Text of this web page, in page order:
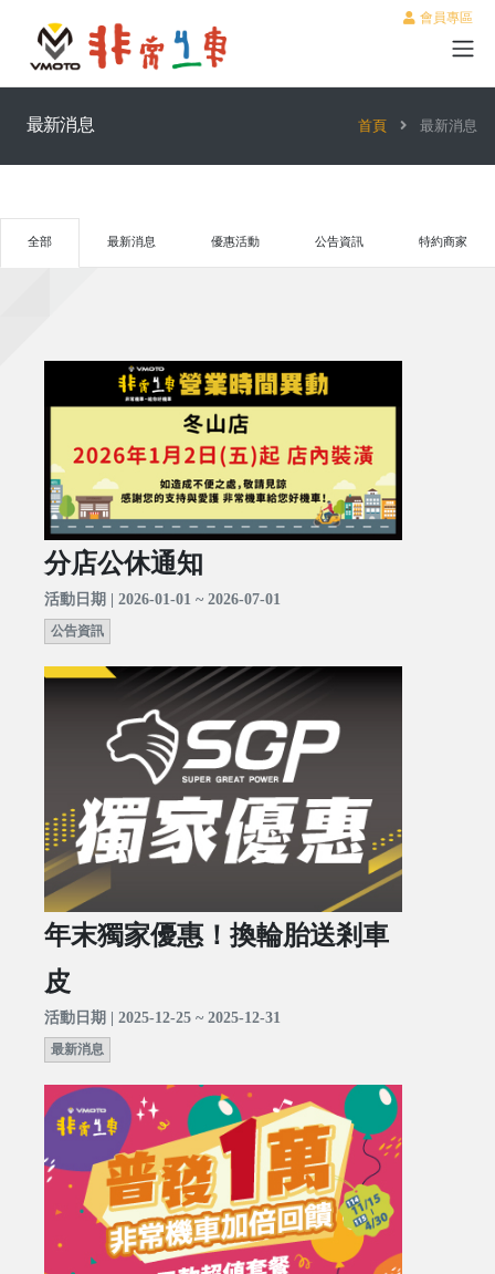
會員專區
最新消息 首頁 最新消息
全部 最新消息 優惠活動 公告資訊 特約商家
分店公休通知
活動日期 | 2026-01-01 ~ 2026-07-01
公告資訊
年末獨家優惠！換輪胎送剎車
皮
活動日期 | 2025-12-25 ~ 2025-12-31
最新消息